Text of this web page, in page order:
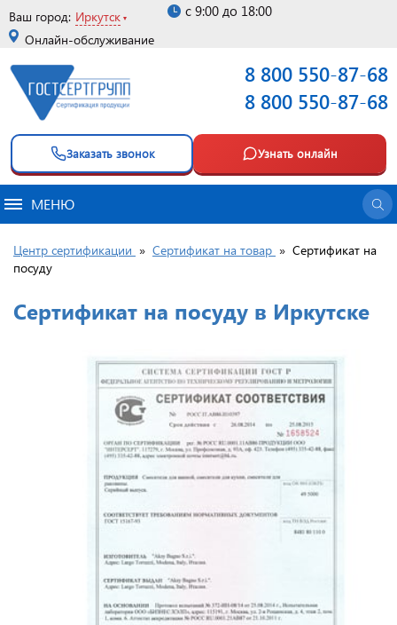
Ваш город: Иркутск
Онлайн-обслуживание
с 9:00 до 18:00
8 800 550-87-68
8 800 550-87-68
Заказать звонок Узнать онлайн
МЕНЮ
Центр сертификации » Сертификат на товар » Сертификат на
посуду
Сертификат на посуду в Иркутске